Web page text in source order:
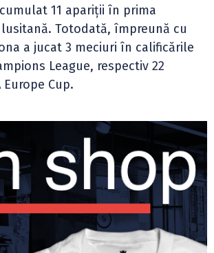
11 apariții în prima
Totodată, împreună cu
a jucat 3 meciuri în calificările
League, respectiv 22
Cup.